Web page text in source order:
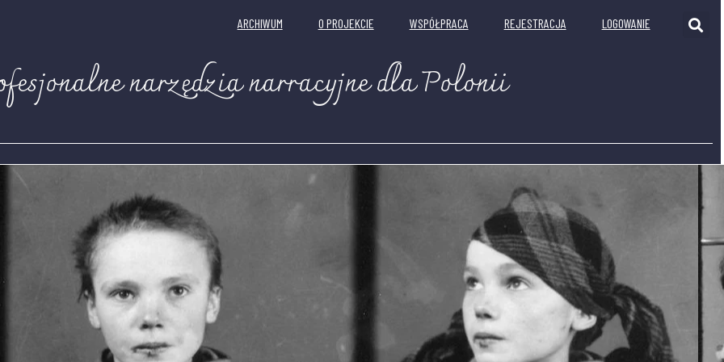
ARCHIWUM O PROJEKCIE WSPÓŁPRACA REJESTRACJA LOGOWANIE
narzędzia narracyjne dla Polonii